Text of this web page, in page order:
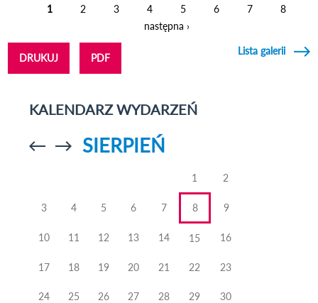
1 2 3 4 5 6 7
8
następna ›
DRUKUJ PDF
Lista galerii
KALENDARZ WYDARZEŃ
Przejdź doPrzejdź do
SIERPIEŃ
1 2
3 4 5 6 7 8 9
10 11 12 13 14 15 16
17 18 19 20 21 22 23
24 25 26 27 28 29 30